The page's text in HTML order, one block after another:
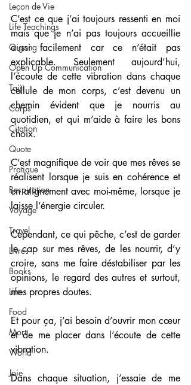
Leçon de Vie
Life Teachings
Qigong
Open Up Communication
Taiji
Corps
Citation
Quote
Pratique
Respiration
Voyage
Travel
Livres
Books
Life
Food
Mort
World
Joie
C’est ce que j’ai toujours ressenti en moi
mais que je n’ai pas toujours accueillie
aussi facilement car ce n’était pas
explicable. Seulement aujourd’hui,
l’écoute de cette vibration dans chaque
cellule de mon corps, c’est devenu un
chemin évident que je nourris au
quotidien, et qui m’aide à faire les bons
choix.
C’est magnifique de voir que mes rêves se
réalisent lorsque je suis en cohérence et
en alignement avec moi-même, lorsque je
laisse l’énergie circuler.
Cependant, ce qui pêche, c’est de garder
le cap sur mes rêves, de les nourrir, d’y
croire, sans me faire déstabiliser par les
opinions, le regard des autres et surtout,
mes propres doutes.
Et pour ça, j’ai besoin d’ouvrir mon cœur
et de me placer dans l’écoute de cette
vibration.
Dans chaque situation, j’essaie de me